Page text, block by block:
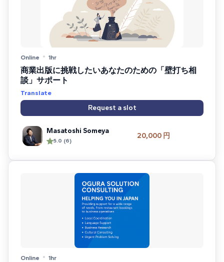
Online 1hr
商業出版に挑戦したいあなたのための「壁打ち相
談」サポート
Translate
Request a slot
Masatoshi Someya
5.0 (6)
20,000 円
Online 1hr